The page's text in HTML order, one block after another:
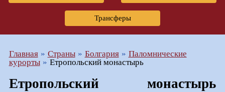
Трансферы
Главная Страны Болгария
Паломнические
курорты
Етропольский монастырь
Етропольский монастырь